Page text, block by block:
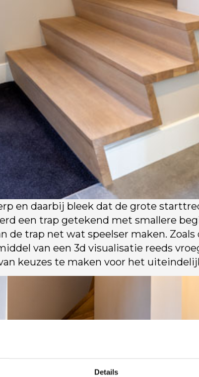
Details
en daarbij bleek dat de grote
een trap getekend met smallere
de trap net wat speelser maken.
van een 3d visualisatie reeds
keuzes te maken voor het